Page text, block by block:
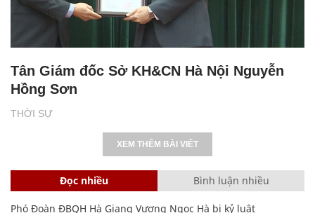
THỜI SỰ
Tân Giám đốc Sở KH&CN Hà Nội Nguyễn
Hồng Sơn
XEM THÊM BÀI VIẾT
Đọc nhiều Bình luận nhiều
Phó Đoàn ĐBQH Hà Giang Vương Ngọc Hà bị kỷ luật